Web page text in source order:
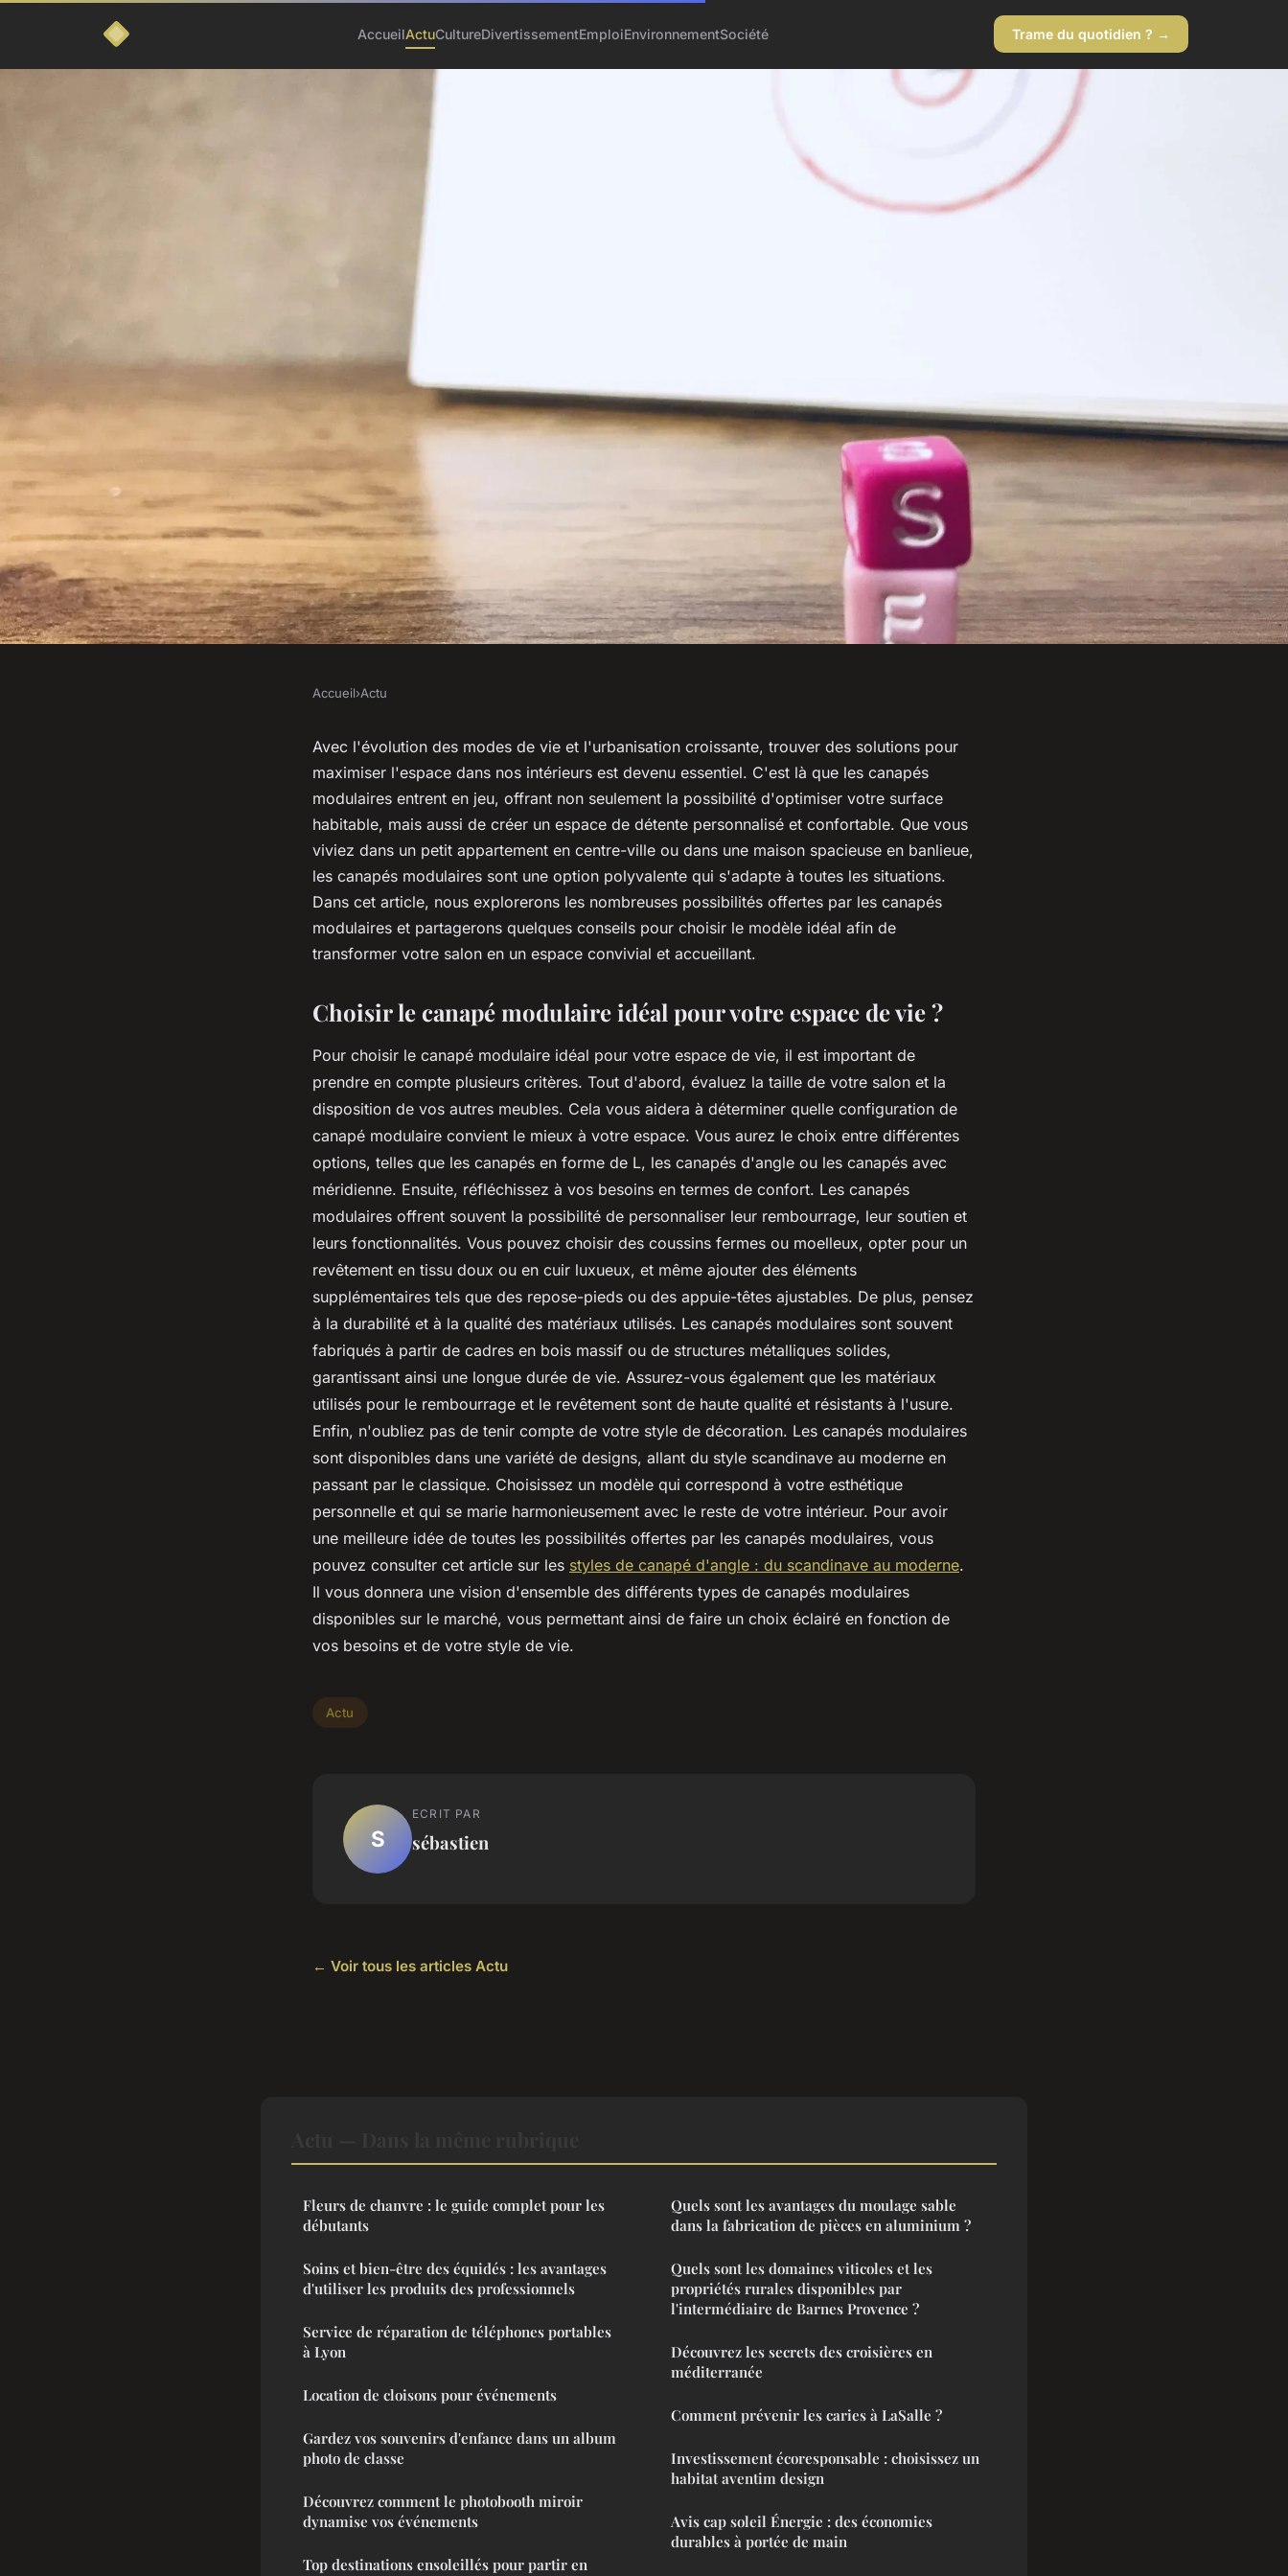
AccueilActuCultureDivertissementEmploiEnvironnementSociété Trame du quotidien ? →
Les canapés modulaires : Maximisez
votre espace et votre confort
Accueil›Actu
Avec l'évolution des modes de vie et l'urbanisation croissante, trouver des solutions pour
maximiser l'espace dans nos intérieurs est devenu essentiel. C'est là que les canapés
modulaires entrent en jeu, offrant non seulement la possibilité d'optimiser votre surface
habitable, mais aussi de créer un espace de détente personnalisé et confortable. Que vous
viviez dans un petit appartement en centre-ville ou dans une maison spacieuse en banlieue,
les canapés modulaires sont une option polyvalente qui s'adapte à toutes les situations.
Dans cet article, nous explorerons les nombreuses possibilités offertes par les canapés
modulaires et partagerons quelques conseils pour choisir le modèle idéal afin de
transformer votre salon en un espace convivial et accueillant.
Choisir le canapé modulaire idéal pour votre espace de vie ?
Pour choisir le canapé modulaire idéal pour votre espace de vie, il est important de
prendre en compte plusieurs critères. Tout d'abord, évaluez la taille de votre salon et la
disposition de vos autres meubles. Cela vous aidera à déterminer quelle configuration de
canapé modulaire convient le mieux à votre espace. Vous aurez le choix entre différentes
options, telles que les canapés en forme de L, les canapés d'angle ou les canapés avec
méridienne. Ensuite, réfléchissez à vos besoins en termes de confort. Les canapés
modulaires offrent souvent la possibilité de personnaliser leur rembourrage, leur soutien et
leurs fonctionnalités. Vous pouvez choisir des coussins fermes ou moelleux, opter pour un
revêtement en tissu doux ou en cuir luxueux, et même ajouter des éléments
supplémentaires tels que des repose-pieds ou des appuie-têtes ajustables. De plus, pensez
à la durabilité et à la qualité des matériaux utilisés. Les canapés modulaires sont souvent
fabriqués à partir de cadres en bois massif ou de structures métalliques solides,
garantissant ainsi une longue durée de vie. Assurez-vous également que les matériaux
utilisés pour le rembourrage et le revêtement sont de haute qualité et résistants à l'usure.
Enfin, n'oubliez pas de tenir compte de votre style de décoration. Les canapés modulaires
sont disponibles dans une variété de designs, allant du style scandinave au moderne en
passant par le classique. Choisissez un modèle qui correspond à votre esthétique
personnelle et qui se marie harmonieusement avec le reste de votre intérieur. Pour avoir
une meilleure idée de toutes les possibilités offertes par les canapés modulaires, vous
pouvez consulter cet article sur les styles de canapé d'angle : du scandinave au moderne.
Il vous donnera une vision d'ensemble des différents types de canapés modulaires
disponibles sur le marché, vous permettant ainsi de faire un choix éclairé en fonction de
vos besoins et de votre style de vie.
Actu
S
ECRIT PAR
sébastien
← Voir tous les articles Actu
Fleurs de chanvre : le guide complet pour les
débutants
Soins et bien-être des équidés : les avantages
d'utiliser les produits des professionnels
Service de réparation de téléphones portables
à Lyon
Location de cloisons pour événements
Gardez vos souvenirs d'enfance dans un album
photo de classe
Découvrez comment le photobooth miroir
dynamise vos événements
Top destinations ensoleillés pour partir en
Quels sont les avantages du moulage sable
dans la fabrication de pièces en aluminium ?
Quels sont les domaines viticoles et les
propriétés rurales disponibles par
l'intermédiaire de Barnes Provence ?
Découvrez les secrets des croisières en
méditerranée
Comment prévenir les caries à LaSalle ?
Investissement écoresponsable : choisissez un
habitat aventim design
Avis cap soleil Énergie : des économies
durables à portée de main